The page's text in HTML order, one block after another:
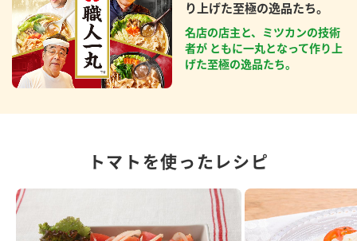
り上げた至極の逸品たち。
名店の店主と、ミツカンの技術
者が ともに一丸となって作り上
げた至極の逸品たち。
トマトを使ったレシピ